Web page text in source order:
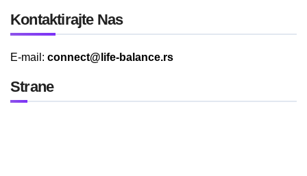
Kontaktirajte Nas
E-mail: connect@life-balance.rs
Strane